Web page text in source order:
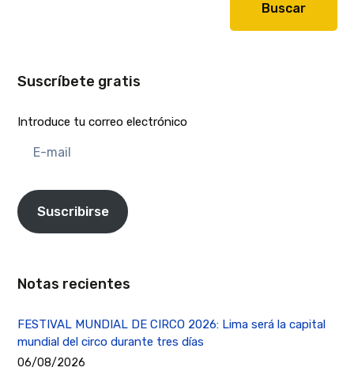
Buscar
Suscríbete gratis
Introduce tu correo electrónico
mail
Suscribirse
Notas recientes
FESTIVAL MUNDIAL DE CIRCO 2026: Lima será la capital
mundial del circo durante tres días
06/08/2026